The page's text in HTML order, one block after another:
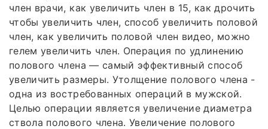
член врачи, как увеличить член в 15, как дрочить
чтобы увеличить член, способ увеличить половой
член, как увеличить половой член видео, можно
гелем увеличить член. Операция по удлинению
полового члена — самый эффективный способ
увеличить размеры. Утолщение полового члена -
одна из востребованных операций в мужской.
Целью операции является увеличение диаметра
ствола полового члена. Увеличение полового